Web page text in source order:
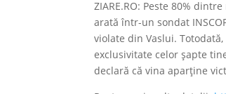
ZIARE.RO: Peste 80%
arată într-un sondat
violate din Vaslui.
exclusivitate celor șapte
declară că vina aparține